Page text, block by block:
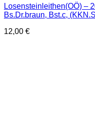
Losensteinleithen(OÖ) –
Bs.Dr.braun, Bst.c,
12,00 €